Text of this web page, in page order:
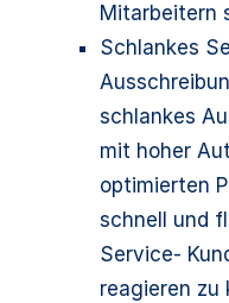
Mitarbeitern
Schlankes
schlankes
mit hoher
optimierten
schnell und
Service-
reagieren zu